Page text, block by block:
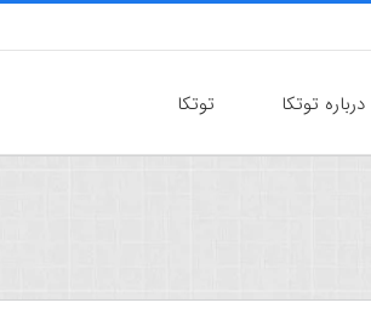
توتکا درباره توتکا